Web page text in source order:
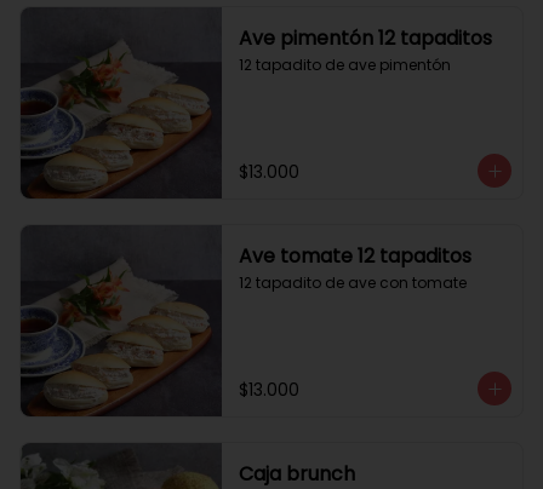
Ave pimentón 12 tapaditos
12 tapadito de ave pimentón
$13.000
Ave tomate 12 tapaditos
12 tapadito de ave con tomate
$13.000
Caja brunch